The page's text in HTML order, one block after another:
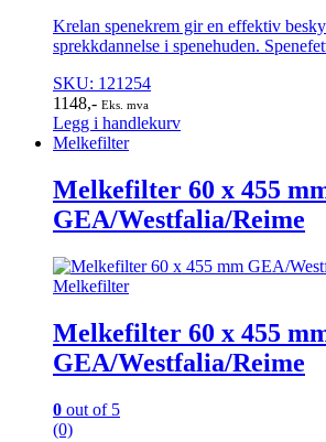
Krelan spenekrem gir en effektiv
sprekkdannelse i spenehuden.
SKU: 121254
1148,- Eks. mva
Legg i handlekurv
Melkefilter
Melkefilter 60 x 455
GEA/Westfalia/Reime
Melkefilter
Melkefilter 60 x 455
GEA/Westfalia/Reime
0 out of 5
(0)